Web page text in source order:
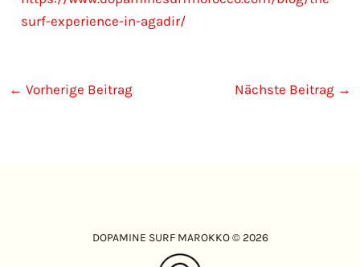
surf-experience-in-agadir/
← Vorherige Beitrag Nächste Beitrag →
DOPAMINE SURF MAROKKO © 2026